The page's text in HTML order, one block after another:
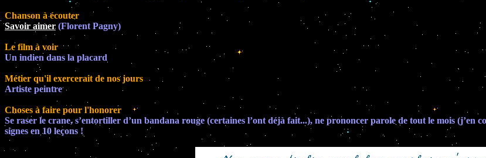
Chanson à écouter
Savoir aimer (Florent Pagny)
Le film à voir
Un indien dans la placard
Métier qu'il exercerait de nos jours
Artiste peintre
Choses à faire pour l'honorer
Se raser le crane, s’entortiller d’un bandana rouge (certaines l’ont déjà fait...), ne prononcer parole de tout le mois (j’en
signes en 10 leçons !